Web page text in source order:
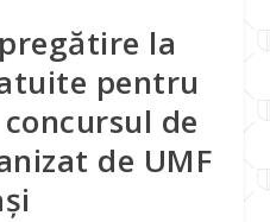
la
pentru
de
de UMF